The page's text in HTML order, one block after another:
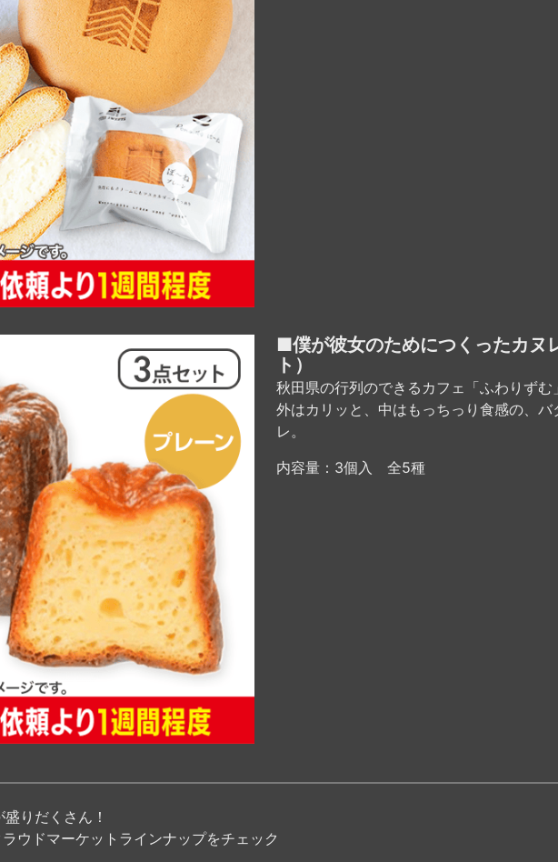
■僕が彼女のためにつくったカヌ
ト）
秋田県の行列のできるカフェ「ふわりず
外はカリッと、中はもっちっり食感の、
レ。
内容量：3個入 全5種
りだくさん！
ウドマーケットラインナップをチェック